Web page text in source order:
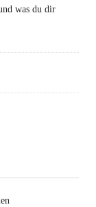
was du dir